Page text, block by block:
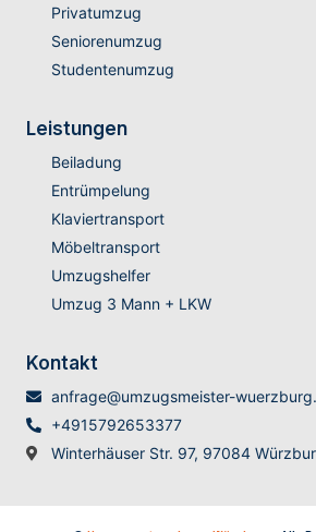
Privatumzug
Seniorenumzug
Studentenumzug
Leistungen
Beiladung
Entrümpelung
Klaviertransport
Möbeltransport
Umzugshelfer
Umzug 3 Mann + LKW
Kontakt
anfrage@umzugsmeister-
+4915792653377
Winterhäuser Str. 97, 97084